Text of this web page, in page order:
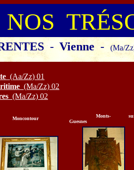
NOS
- Vienne - (Ma/
le
(Aa/Zz) 01
(Ma/Zz) 02
(Ma/Zz) 02
Monts-
Guesnes